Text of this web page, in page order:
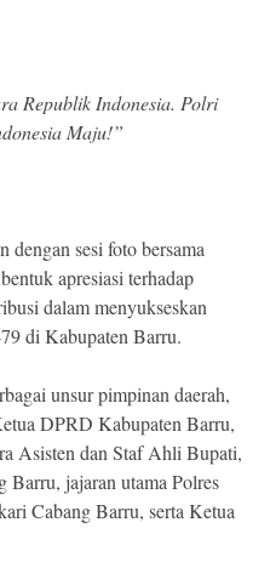
Republik Indonesia. Polri
Maju!”
dengan sesi foto bersama
apresiasi terhadap
dalam menyukseskan
di Kabupaten Barru.
unsur pimpinan daerah,
DPRD Kabupaten Barru,
Asisten dan Staf Ahli Bupati,
jajaran utama Polres
Cabang Barru, serta Ketua